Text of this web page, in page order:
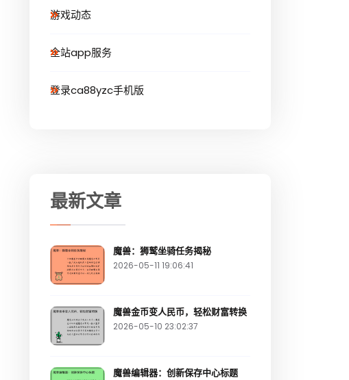
游戏动态
全站app服务
登录ca88yzc手机版
最新文章
魔兽：狮鹫坐骑任务揭秘
2026-05-11 19:06:41
魔兽金币变人民币，轻松财富转换
2026-05-10 23:02:37
魔兽编辑器：创新保存中心标题